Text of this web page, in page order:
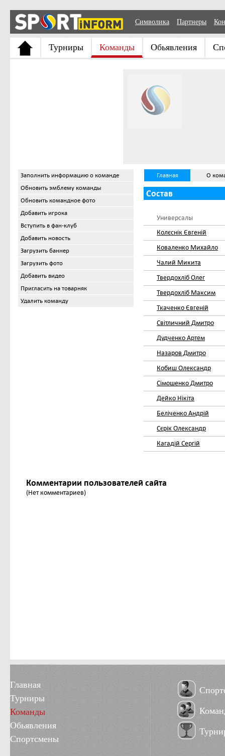
Символика Партнеры
Турниры Команды Обьявления
Заполнить информацию о команде
Обновить эмблему команды
Обновить командное фото
Добавить игрока
Вступить в фан-клуб
Добавить новость
Загрузить баннер
Загрузить фото
Добавить видео
Пригласить на товарняк
Удалить команду
Главная О
Состав
Универсалы
Колєснік Євгеній
Коваленко Михайло
Чалий Микита
Твердохліб Олег
Твердохліб Максим
Ткаченко Євгеній
Світличний Дмитро
Дудченко Артем
Назаров Дмитро
Кобиш Олександр
Сімошенко Дмитро
Дейко Нікіта
Беліченко Андрій
Сєрік Олександр
Кагадій Сергій
Комментарии пользователей сайта
(Нет комментариев)
Главная
Турниры
Команды
Обьявления
Спортсмены